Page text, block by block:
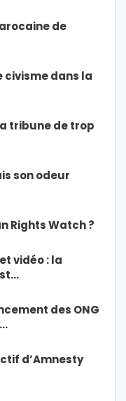
de
civisme dans la
tribune de trop
son odeur
Rights Watch ?
vidéo : la
des ONG
d’Amnesty